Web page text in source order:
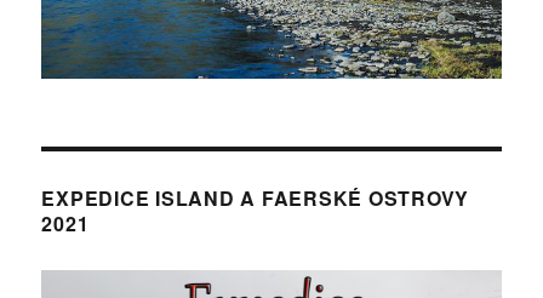
EXPEDICE ISLAND A FAERSKÉ OSTROVY
2021